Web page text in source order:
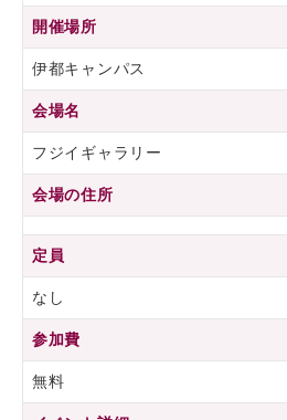
開催場所
伊都キャンパス
会場名
フジイギャラリー
会場の住所
定員
なし
参加費
無料